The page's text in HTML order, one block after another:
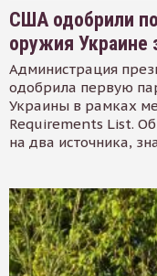
США одобрили
оружия Украине
Администрация
одобрила первую
Украины в рамках
Requirements List.
на два источника,